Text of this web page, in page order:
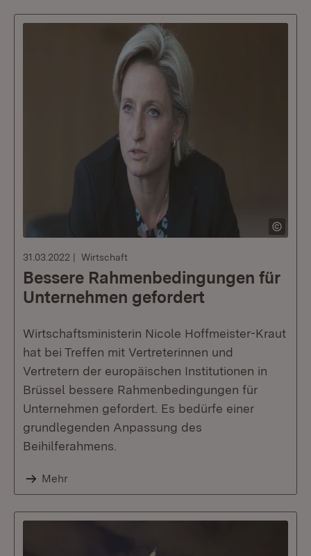
31.03.2022 Wirtschaft
Bessere Rahmenbedingungen für
Unternehmen gefordert
Wirtschaftsministerin Nicole Hoffmeister-Kraut
hat bei Treffen mit Vertreterinnen und
Vertretern der europäischen Institutionen in
Brüssel bessere Rahmenbedingungen für
Unternehmen gefordert. Es bedürfe einer
grundlegenden Anpassung des
Beihilferahmens.
Mehr